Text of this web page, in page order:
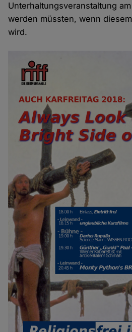
Unterhaltungsveranstaltung
werden müssten, wenn
wird.